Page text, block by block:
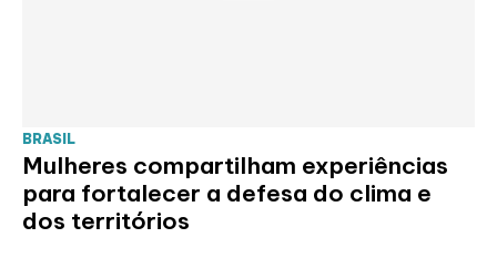
BRASIL
Mulheres compartilham experiências
para fortalecer a defesa do clima e
dos territórios